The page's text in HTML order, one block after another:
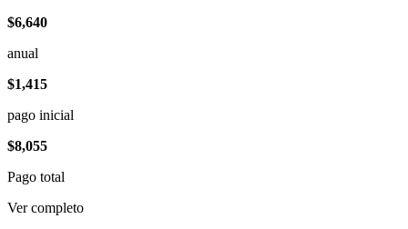
$6,640
anual
$1,415
pago inicial
$8,055
Pago total
Ver completo